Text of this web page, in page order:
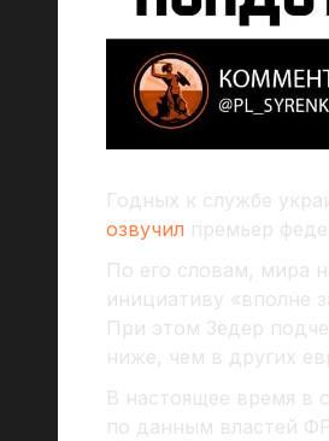
Годных к службе
озвучил премьер
По его словам, мира
инициативу «вполне
При этом Зёдер
ниже, чем в других
В настоящее время в
по данным властей